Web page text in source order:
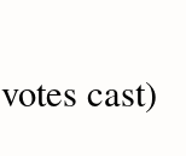
cast)